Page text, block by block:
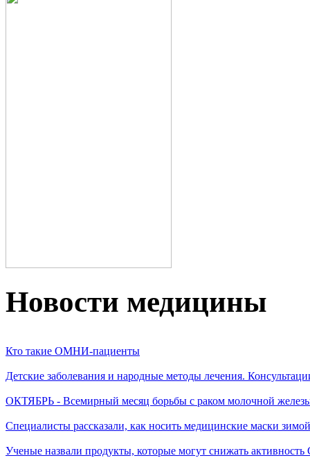
Новости медицины
Кто такие ОМНИ-пациенты
Детские заболевания и народные методы лечения.
ОКТЯБРЬ - Всемирный месяц борьбы с раком молочной
Специалисты рассказали, как носить медицинские маски зимой
Ученые назвали продукты, которые могут снижать